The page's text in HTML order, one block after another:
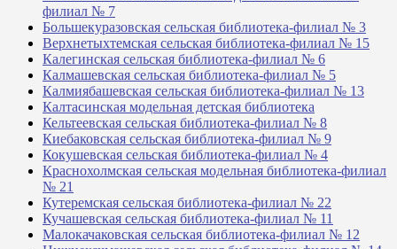
филиал № 7
Большекуразовская сельская библиотека-филиал № 3
Верхнетыхтемская сельская библиотека-филиал № 15
Калегинская сельская библиотека-филиал № 6
Калмашевская сельская библиотека-филиал № 5
Калмиябашевская сельская библиотека-филиал № 13
Калтасинская модельная детская библиотека
Кельтеевская сельская библиотека-филиал № 8
Киебаковская сельская библиотека-филиал № 9
Кокушевская сельская библиотека-филиал № 4
Краснохолмская сельская модельная библиотека-филиал
№ 21
Кутеремская сельская библиотека-филиал № 22
Кучашевская сельская библиотека-филиал № 11
Малокачаковская сельская библиотека-филиал № 12